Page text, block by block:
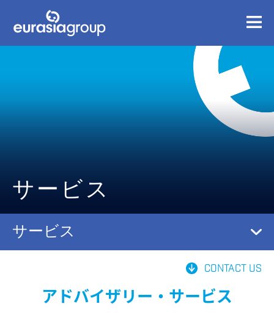
サービス
サービス
CONTACT US
アドバイザリー・サービス